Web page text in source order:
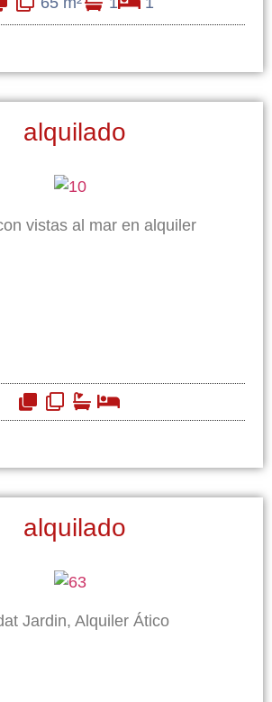
alquilado
vistas al mar en alquiler
alquilado
Jardin, Alquiler Ático